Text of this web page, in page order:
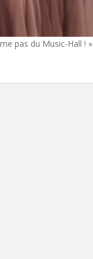
pas du Music-Hall ! »